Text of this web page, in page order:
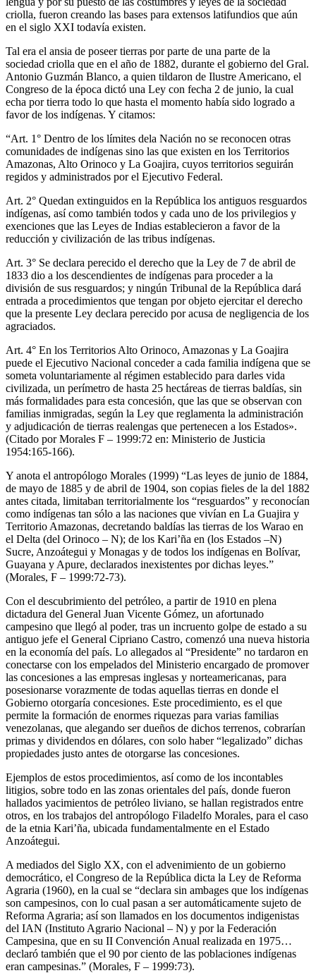
criolla, fueron creando las bases para extensos latifundios que aún
en el siglo XXI todavía existen.
Tal era el ansia de poseer tierras por parte de una parte de la
sociedad criolla que en el año de 1882, durante el gobierno del Gral.
Antonio Guzmán Blanco, a quien tildaron de Ilustre Americano, el
Congreso de la época dictó una Ley con fecha 2 de junio, la cual
echa por tierra todo lo que hasta el momento había sido logrado a
favor de los indígenas. Y citamos:
“Art. 1° Dentro de los límites dela Nación no se reconocen otras
comunidades de indígenas sino las que existen en los Territorios
Amazonas, Alto Orinoco y La Goajira, cuyos territorios seguirán
regidos y administrados por el Ejecutivo Federal.
Art. 2° Quedan extinguidos en la República los antiguos resguardos
indígenas, así como también todos y cada uno de los privilegios y
exenciones que las Leyes de Indias establecieron a favor de la
reducción y civilización de las tribus indígenas.
Art. 3° Se declara perecido el derecho que la Ley de 7 de abril de
1833 dio a los descendientes de indígenas para proceder a la
división de sus resguardos; y ningún Tribunal de la República dará
entrada a procedimientos que tengan por objeto ejercitar el derecho
que la presente Ley declara perecido por acusa de negligencia de los
agraciados.
Art. 4° En los Territorios Alto Orinoco, Amazonas y La Goajira
puede el Ejecutivo Nacional conceder a cada familia indígena que se
someta voluntariamente al régimen establecido para darles vida
civilizada, un perímetro de hasta 25 hectáreas de tierras baldías, sin
más formalidades para esta concesión, que las que se observan con
familias inmigradas, según la Ley que reglamenta la administración
y adjudicación de tierras realengas que pertenecen a los Estados».
(Citado por Morales F – 1999:72 en: Ministerio de Justicia
1954:165-166).
Y anota el antropólogo Morales (1999) “Las leyes de junio de 1884,
de mayo de 1885 y de abril de 1904, son copias fieles de la del 1882
antes citada, limitaban territorialmente los “resguardos” y reconocían
como indígenas tan sólo a las naciones que vivían en La Guajira y
Territorio Amazonas, decretando baldías las tierras de los Warao en
el Delta (del Orinoco – N); de los Kari’ña en (los Estados –N)
Sucre, Anzoátegui y Monagas y de todos los indígenas en Bolívar,
Guayana y Apure, declarados inexistentes por dichas leyes.”
(Morales, F – 1999:72-73).
Con el descubrimiento del petróleo, a partir de 1910 en plena
dictadura del General Juan Vicente Gómez, un afortunado
campesino que llegó al poder, tras un incruento golpe de estado a su
antiguo jefe el General Cipriano Castro, comenzó una nueva historia
en la economía del país. Lo allegados al “Presidente” no tardaron en
conectarse con los empelados del Ministerio encargado de promover
las concesiones a las empresas inglesas y norteamericanas, para
posesionarse vorazmente de todas aquellas tierras en donde el
Gobierno otorgaría concesiones. Este procedimiento, es el que
permite la formación de enormes riquezas para varias familias
venezolanas, que alegando ser dueños de dichos terrenos, cobrarían
primas y dividendos en dólares, con solo haber “legalizado” dichas
propiedades justo antes de otorgarse las concesiones.
Ejemplos de estos procedimientos, así como de los incontables
litigios, sobre todo en las zonas orientales del país, donde fueron
hallados yacimientos de petróleo liviano, se hallan registrados entre
otros, en los trabajos del antropólogo Filadelfo Morales, para el caso
de la etnia Kari’ña, ubicada fundamentalmente en el Estado
Anzoátegui.
A mediados del Siglo XX, con el advenimiento de un gobierno
democrático, el Congreso de la República dicta la Ley de Reforma
Agraria (1960), en la cual se “declara sin ambages que los indígenas
son campesinos, con lo cual pasan a ser automáticamente sujeto de
Reforma Agraria; así son llamados en los documentos indigenistas
del IAN (Instituto Agrario Nacional – N) y por la Federación
Campesina, que en su II Convención Anual realizada en 1975…
declaró también que el 90 por ciento de las poblaciones indígenas
eran campesinas.” (Morales, F – 1999:73).